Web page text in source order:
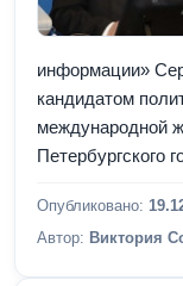
информации»
кандидатом
международной
Петербургского
Опубликовано:
Автор: Виктория